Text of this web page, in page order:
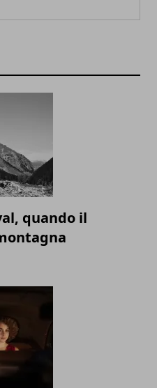
quando il